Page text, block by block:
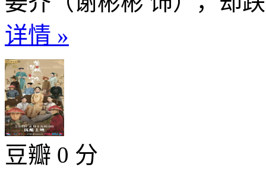
详情 »
豆瓣 0 分